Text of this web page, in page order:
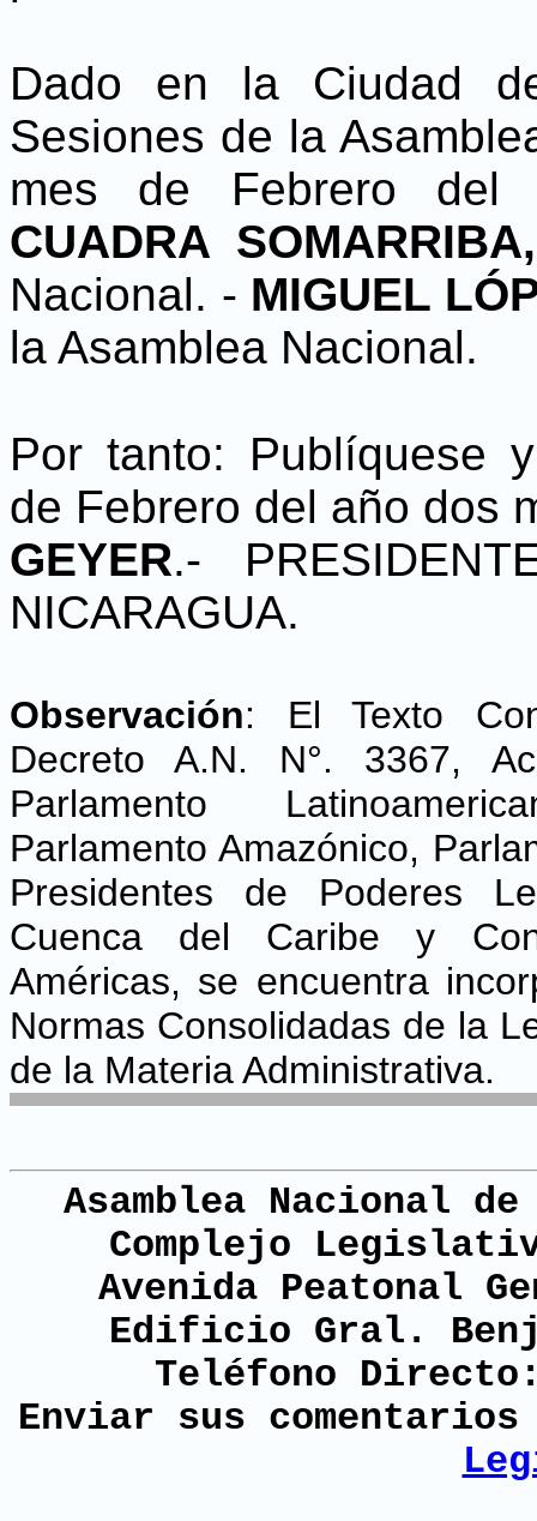
Dado en la Ciudad
Sesiones de la
mes de Febrero
CUADRA
Nacional. - MIGUEL
la Asamblea Nacional.
Por tanto: Publíquese
de Febrero del año dos
GEYER.-
NICARAGUA.
Observación: El Texto
Decreto A.N. N°. 3367,
Parlamento
Parlamento Amazónico,
Presidentes de Poderes
Cuenca del Caribe y
Américas, se encuentra
Normas Consolidadas de la
de la Materia Administrativa.
Asamblea Nacional
Complejo
Avenida Peatonal
Edificio Gral.
Teléfono
Enviar sus